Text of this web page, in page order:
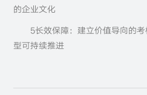
的企业文化
5长效保障：建立价值导向的
型可持续推进